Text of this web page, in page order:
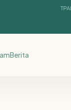
Berita